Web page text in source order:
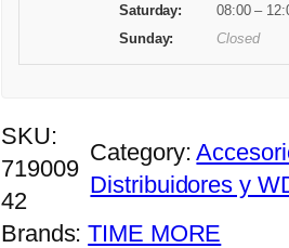
E
T
A
L
Saturday:
08:00 –
Sunday:
Closed
SKU:
719009
42
Category:
Distribuidores y
Brands:TIME MORE